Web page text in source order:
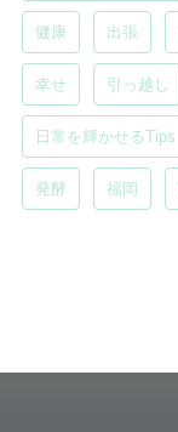
健康 出張
幸せ 引っ越し
日常を輝かせるTips
発酵 福岡